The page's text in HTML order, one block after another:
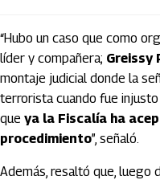
“Hubo un caso que como
líder y compañera; Greissy
montaje judicial donde la
terrorista cuando fue
que ya la Fiscalía ha
procedimiento”, señaló.
Además, resaltó que, luego